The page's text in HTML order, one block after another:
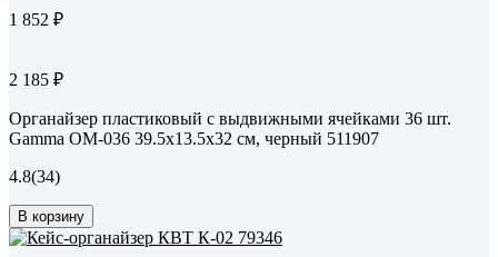
1 852 ₽
2 185 ₽
Органайзер пластиковый с выдвижными ячейками 36 шт.
Gamma ОМ-036 39.5x13.5x32 см, черный 511907
4.8(34)
В корзину